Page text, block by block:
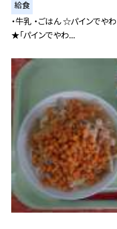
給食
・牛乳 ・ごはん ☆パインでや
★「パインでやわ...